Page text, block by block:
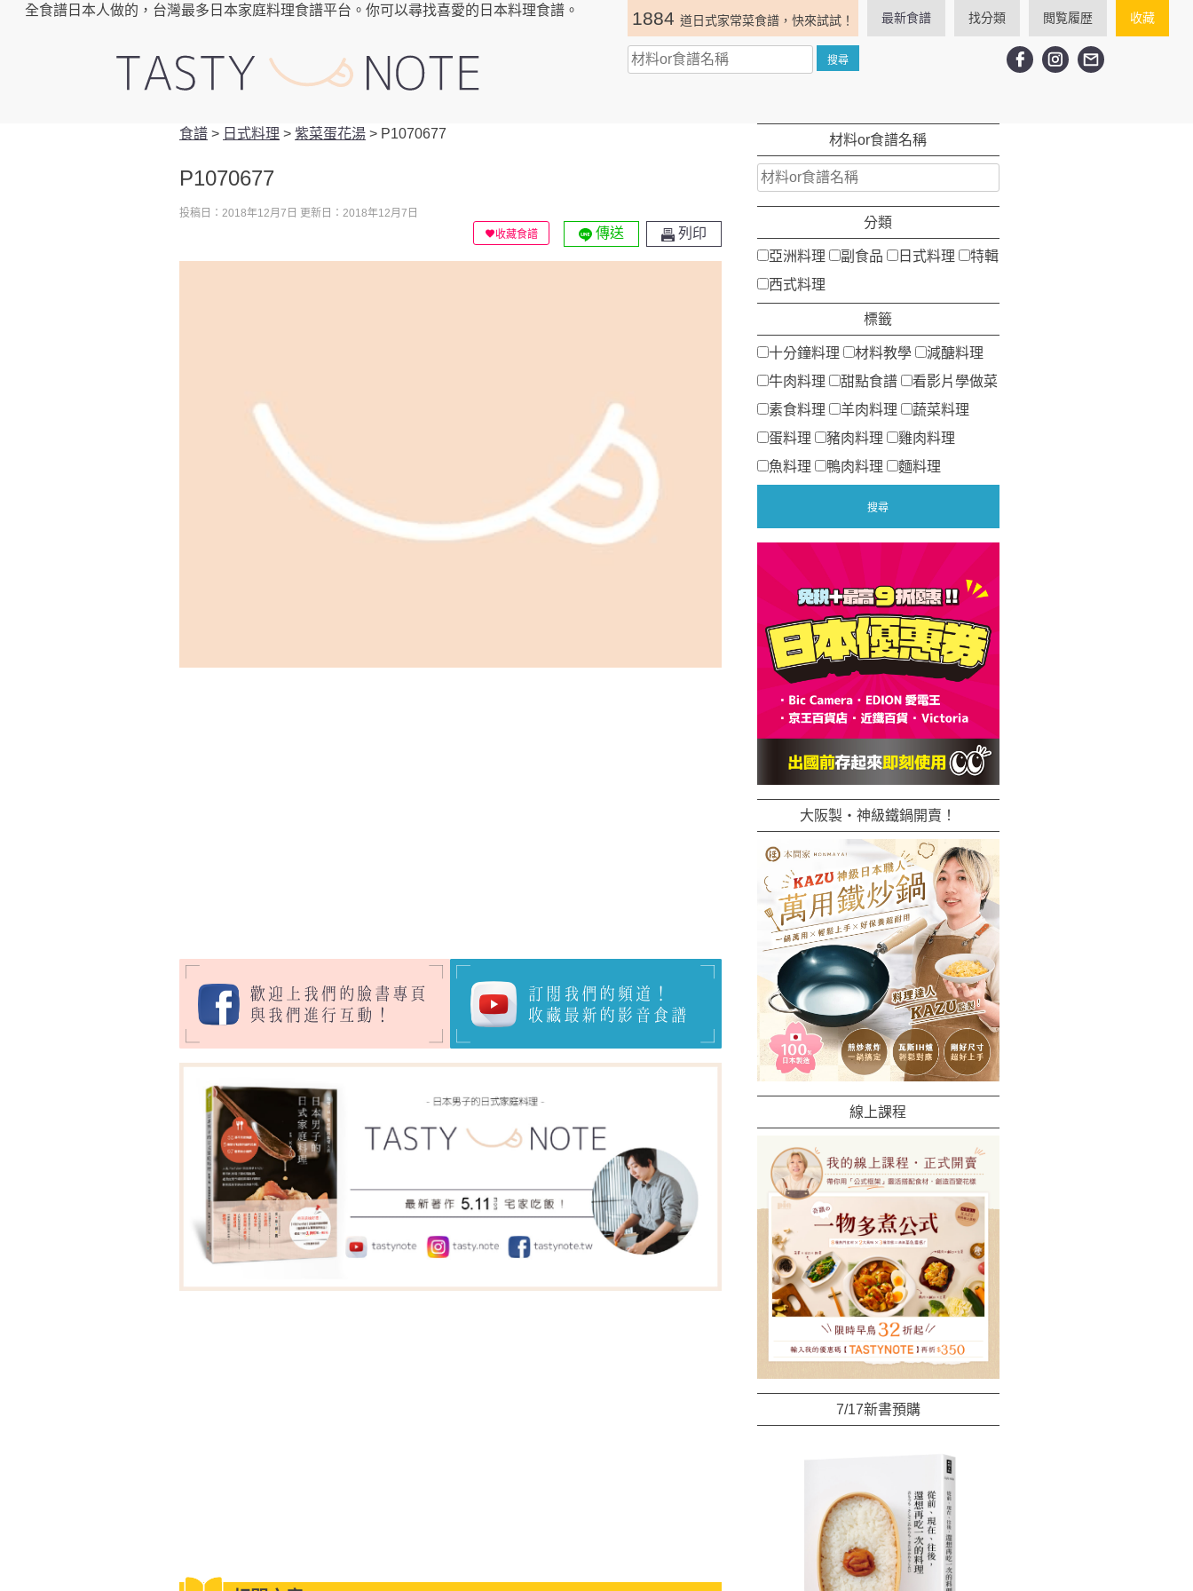
全食譜日本人做的，台灣最多日本家庭料理食譜平台。你可以尋找喜愛的日本料理食譜。 1884 道日式家常菜食譜，快來試試！ 最新食譜 找分類 閲覧履歴 收藏
食譜 > 日式料理 > 紫菜蛋花湯 > P1070677
P1070677
投稿日：2018年12月7日 更新日：2018年12月7日
收藏食譜
傳送 列印
材料or食譜名稱
分類
亞洲料理 副食品 日式料理
特輯
西式料理
標籤
十分鐘料理 材料教學
減醣料理
牛肉料理
甜點食譜
看影片學做菜
素食料理
羊肉料理
蔬菜料理
蛋料理
豬肉料理
雞肉料理
魚料理
鴨肉料理 麵料理
大阪製・神級鐵鍋開賣！
線上課程
7/17新書預購